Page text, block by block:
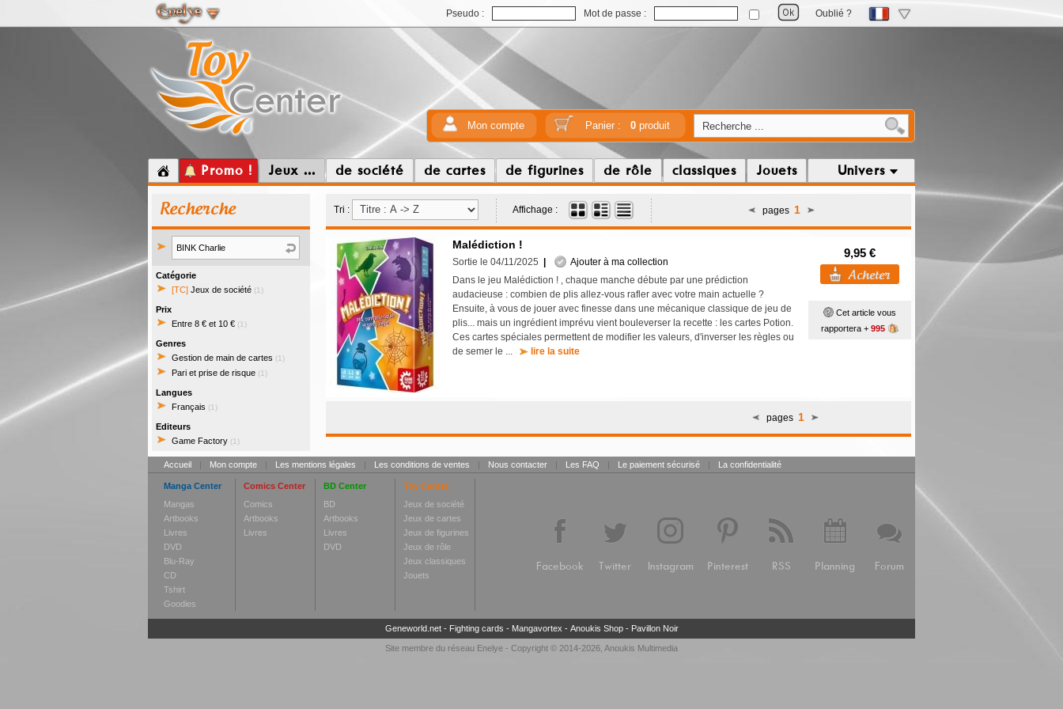
Pseudo : Mot de passe : Oublié ?
Mon compte Panier : 0produit
Promo ! Jeux ... de société de cartes de figurines de rôle classiques Jouets Univers
Recherche
Catégorie
[TC] Jeux de société (1)
Prix
Entre 8 € et 10 € (1)
Genres
Gestion de main de cartes (1)
Pari et prise de risque (1)
Langues
Français (1)
Editeurs
Game Factory (1)
Tri : Affichage : pages 1
Malédiction !
Sortie le 04/11/2025
Ajouter à ma collection
Dans le jeu Malédiction ! , chaque manche débute par une prédiction
audacieuse : combien de plis allez-vous rafler avec votre main actuelle ?
Ensuite, à vous de jouer avec finesse dans une mécanique classique de jeu de
plis... mais un ingrédient imprévu vient bouleverser la recette : les cartes Potion.
Ces cartes spéciales permettent de modifier les valeurs, d'inverser les règles ou
de semer le ...
lire la suite
9,95 €
Cet article vous
rapportera + 995
pages 1
Accueil | Mon compte | Les mentions légales | Les conditions de ventes | Nous contacter | Les FAQ | Le paiement sécurisé | La confidentialité
Manga Center
Mangas
Artbooks
Livres
DVD
Blu-Ray
CD
Tshirt
Goodies
Comics Center
Comics
Artbooks
Livres
BD Center
BD
Artbooks
Livres
DVD
Toy Center
Jeux de société
Jeux de cartes
Jeux de figurines
Jeux de rôle
Jeux classiques
Jouets
Facebook Twitter Instagram Pinterest RSS Planning Forum
Geneworld.net- Fighting cards - Mangavortex - Anoukis Shop- Pavillon Noir
Site membre du réseau Enelye - Copyright © 2014-2026, Anoukis Multimedia